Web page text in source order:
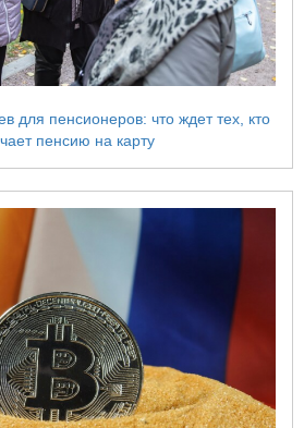
для пенсионеров: что ждет тех, кто
пенсию на карту